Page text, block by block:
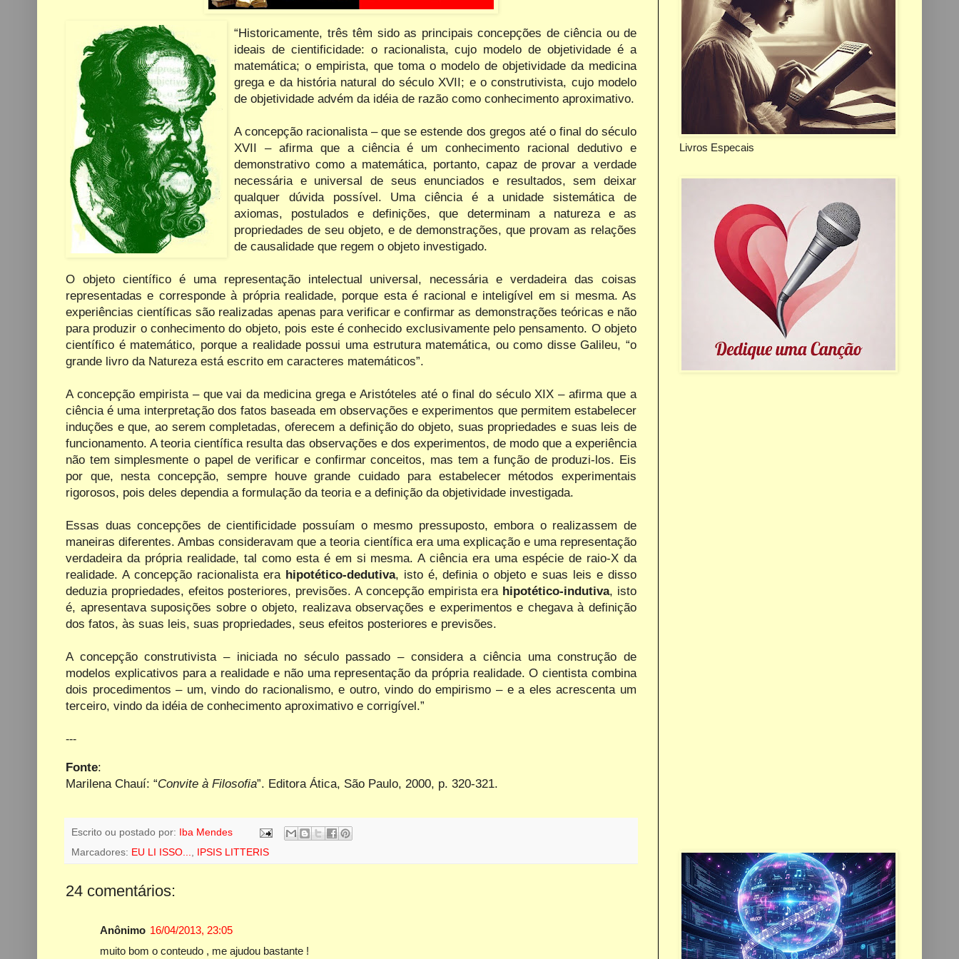
“Historicamente, três têm sido as principais concepções de ciência ou de
ideais de cientificidade: o racionalista, cujo modelo de objetividade é a
matemática; o empirista, que toma o modelo de objetividade da medicina
grega e da história natural do século XVII; e o construtivista, cujo modelo
de objetividade advém da idéia de razão como conhecimento aproximativo.
A concepção racionalista – que se estende dos gregos até o final do século
XVII – afirma que a ciência é um conhecimento racional dedutivo e
demonstrativo como a matemática, portanto, capaz de provar a verdade
necessária e universal de seus enunciados e resultados, sem deixar
qualquer dúvida possível. Uma ciência é a unidade sistemática de
axiomas, postulados e definições, que determinam a natureza e as
propriedades de seu objeto, e de demonstrações, que provam as relações
de causalidade que regem o objeto investigado.
O objeto científico é uma representação intelectual universal, necessária e verdadeira das coisas
representadas e corresponde à própria realidade, porque esta é racional e inteligível em si mesma. As
experiências científicas são realizadas apenas para verificar e confirmar as demonstrações teóricas e não
para produzir o conhecimento do objeto, pois este é conhecido exclusivamente pelo pensamento. O objeto
científico é matemático, porque a realidade possui uma estrutura matemática, ou como disse Galileu, “o
grande livro da Natureza está escrito em caracteres matemáticos”.
A concepção empirista – que vai da medicina grega e Aristóteles até o final do século XIX – afirma que a
ciência é uma interpretação dos fatos baseada em observações e experimentos que permitem estabelecer
induções e que, ao serem completadas, oferecem a definição do objeto, suas propriedades e suas leis de
funcionamento. A teoria científica resulta das observações e dos experimentos, de modo que a experiência
não tem simplesmente o papel de verificar e confirmar conceitos, mas tem a função de produzi-los. Eis
por que, nesta concepção, sempre houve grande cuidado para estabelecer métodos experimentais
rigorosos, pois deles dependia a formulação da teoria e a definição da objetividade investigada.
Essas duas concepções de cientificidade possuíam o mesmo pressuposto, embora o realizassem de
maneiras diferentes. Ambas consideravam que a teoria científica era uma explicação e uma representação
verdadeira da própria realidade, tal como esta é em si mesma. A ciência era uma espécie de raio-X da
realidade. A concepção racionalista era hipotético-dedutiva, isto é, definia o objeto e suas leis e disso
deduzia propriedades, efeitos posteriores, previsões. A concepção empirista era hipotético-indutiva, isto
é, apresentava suposições sobre o objeto, realizava observações e experimentos e chegava à definição
dos fatos, às suas leis, suas propriedades, seus efeitos posteriores e previsões.
A concepção construtivista – iniciada no século passado – considera a ciência uma construção de
modelos explicativos para a realidade e não uma representação da própria realidade. O cientista combina
dois procedimentos – um, vindo do racionalismo, e outro, vindo do empirismo – e a eles acrescenta um
terceiro, vindo da idéia de conhecimento aproximativo e corrigível.”
---
Fonte:
Marilena Chauí: “Convite à Filosofia”. Editora Ática, São Paulo, 2000, p. 320-321.
Escrito ou postado por:
Iba Mendes
Marcadores: EU LI ISSO..., IPSIS LITTERIS
24 comentários:
Anônimo 16/04/2013, 23:05
muito bom o conteudo , me ajudou bastante !
Livros Especais